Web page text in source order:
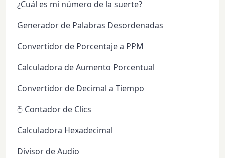
¿Cuál es mi número de la suerte?
Generador de Palabras Desordenadas
Convertidor de Porcentaje a PPM
Calculadora de Aumento Porcentual
Convertidor de Decimal a Tiempo
🖱️ Contador de Clics
Calculadora Hexadecimal
Divisor de Audio